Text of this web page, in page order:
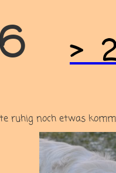
>
ruhig noch etwas